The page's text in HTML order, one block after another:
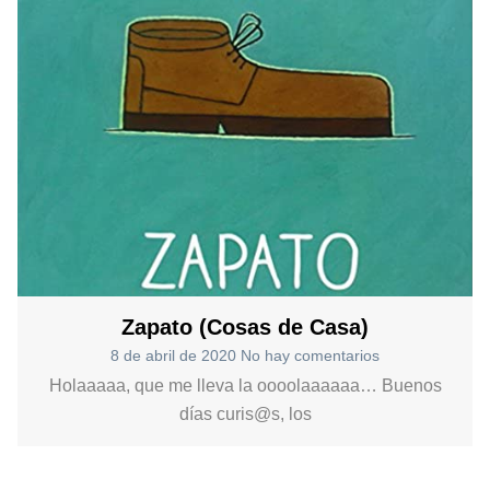
Zapato (Cosas de Casa)
8 de abril de 2020 No hay comentarios
Holaaaaa, que me lleva la oooolaaaaaa… Buenos
días curis@s, los